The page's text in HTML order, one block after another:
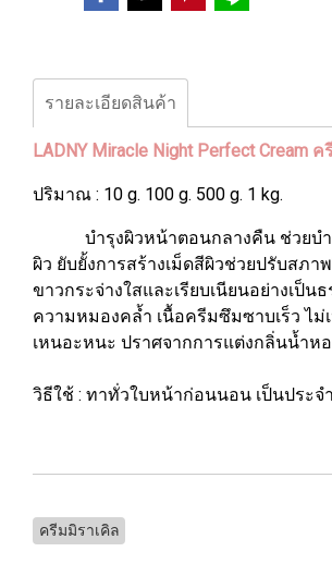
รายละเอียดสินค้า
LADNY Miracle Night Perfect Cream
ปริมาณ : 10 g. 100 g. 500 g. 1 kg.
บำรุงผิวหน้าตอนกลางคืน ช่วยบำรุ
ผิว ยับยั้งการสร้างเม็ดสีผิวช่วยปรับสภา
ขาวกระจ่างใสและเรียบเนียนอย่างเป็น
ความหมองคล้ำ เนื้อครีมซึมซาบเร็ว ไม่
เหนอะหนะ ปราศจากการแต่งกลิ่นน้ำห
วิธีใช้ : ทาทั่วใบหน้าก่อนนอน เป็นประจ
ครีมมิราเคิล